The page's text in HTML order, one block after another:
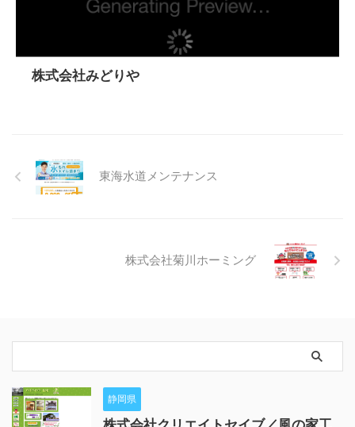
株式会社みどりや
東海水道メンテナンス
株式会社菊川ホーミング
静岡県